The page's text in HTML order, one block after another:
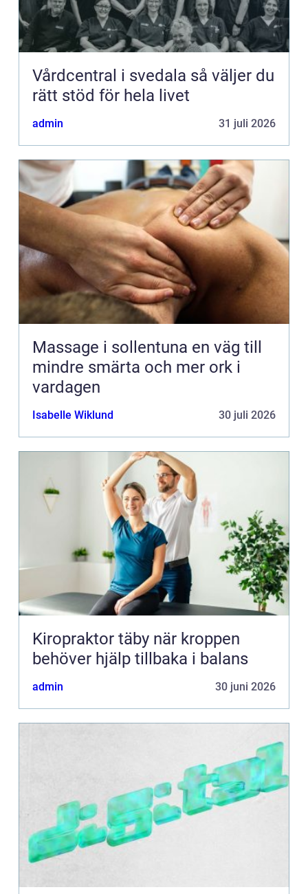
Vårdcentral i svedala så väljer du
rätt stöd för hela livet
admin 31 juli 2026
Massage i sollentuna en väg till
mindre smärta och mer ork i
vardagen
Isabelle Wiklund 30 juli 2026
Kiropraktor täby när kroppen
behöver hjälp tillbaka i balans
admin 30 juni 2026